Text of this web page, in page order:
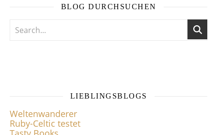
BLOG DURCHSUCHEN
LIEBLINGSBLOGS
Weltenwanderer
Ruby-Celtic testet